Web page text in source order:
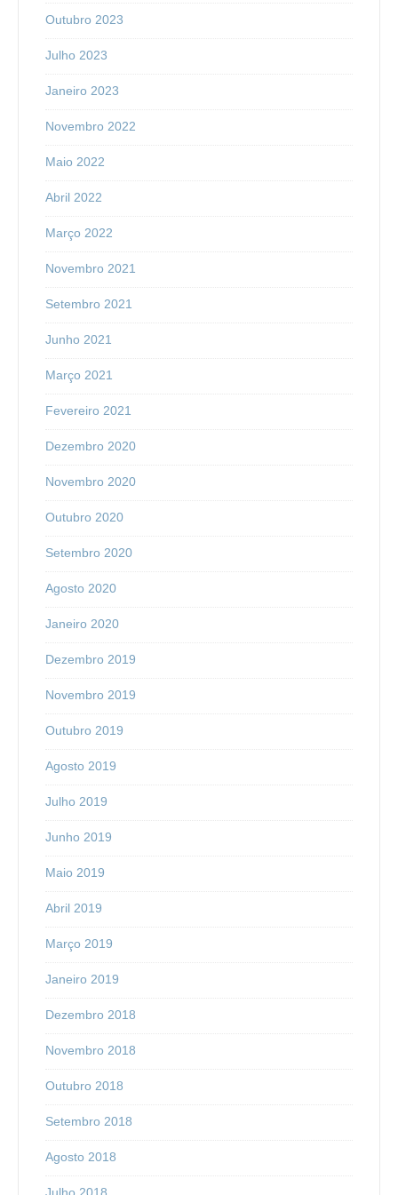
Outubro 2023
Julho 2023
Janeiro 2023
Novembro 2022
Maio 2022
Abril 2022
Março 2022
Novembro 2021
Setembro 2021
Junho 2021
Março 2021
Fevereiro 2021
Dezembro 2020
Novembro 2020
Outubro 2020
Setembro 2020
Agosto 2020
Janeiro 2020
Dezembro 2019
Novembro 2019
Outubro 2019
Agosto 2019
Julho 2019
Junho 2019
Maio 2019
Abril 2019
Março 2019
Janeiro 2019
Dezembro 2018
Novembro 2018
Outubro 2018
Setembro 2018
Agosto 2018